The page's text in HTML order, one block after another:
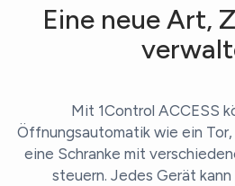
Eine neue Art,
Mit 1Control ACCESS
Öffnungsautomatik wie ein
eine Schranke mit
steuern. Jedes Gerät